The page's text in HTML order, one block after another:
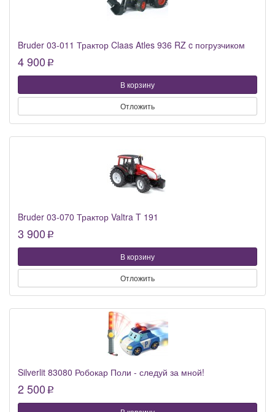
Bruder 03-011 Трактор Claas Atles 936 RZ c погрузчиком
4 900 p
В корзину
Отложить
Bruder 03-070 Трактор Valtra T 191
3 900 p
В корзину
Отложить
Silverlit 83080 Робокар Поли - следуй за мной!
2 500 p